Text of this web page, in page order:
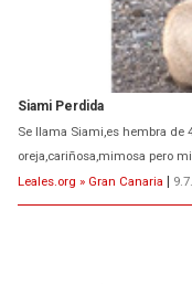
Siami Perdida
Se llama Siami,es hembra de
oreja,cariñosa,mimosa pero
Leales.org » Gran Canaria